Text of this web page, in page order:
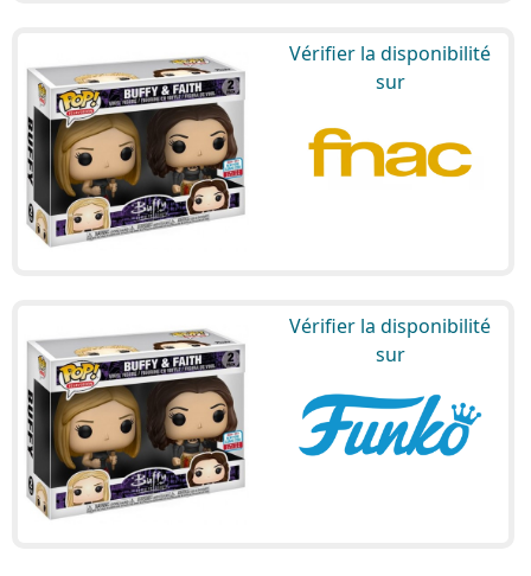
Vérifier la disponibilité
sur
Vérifier la disponibilité
sur